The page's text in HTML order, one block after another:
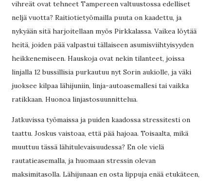
vihreät ovat tehneet Tampereen valtuustossa edelliset
neljä vuotta? Raitiotietyömailla puuta on kaadettu, ja
nykyään sitä harjoitellaan myös Pirkkalassa. Vaikea löytää
heitä, joiden pää valpastui tällaiseen asumisviihtyisyyden
heikkenemiseen. Hauskoja ovat nekin tilanteet, joissa
linjalla 12 bussillisia purkautuu nyt Sorin aukiolle, ja väki
juoksee kilpaa lähijuniin, linja-autoasemallesi tai vaikka
ratikkaan. Huonoa linjastosuunnittelua.
Jatkuvissa työmaissa ja puiden kaadossa stressitesti on
taattu. Joskus vaistoaa, että pää hajoaa. Toisaalta, mikä
muuttuu tässä lähitulevaisuudessa? En ole vielä
rautatieasemalla, ja huomaan stressin olevan
maksimitasolla. Lähijunaan en osta lippuja enää etukäteen,